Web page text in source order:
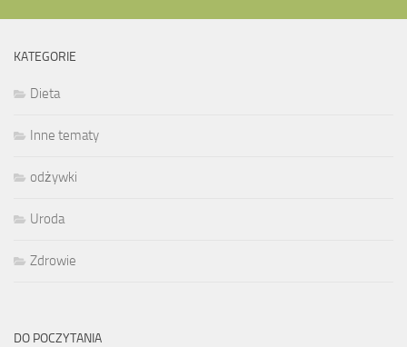
KATEGORIE
Dieta
Inne tematy
odżywki
Uroda
Zdrowie
DO POCZYTANIA